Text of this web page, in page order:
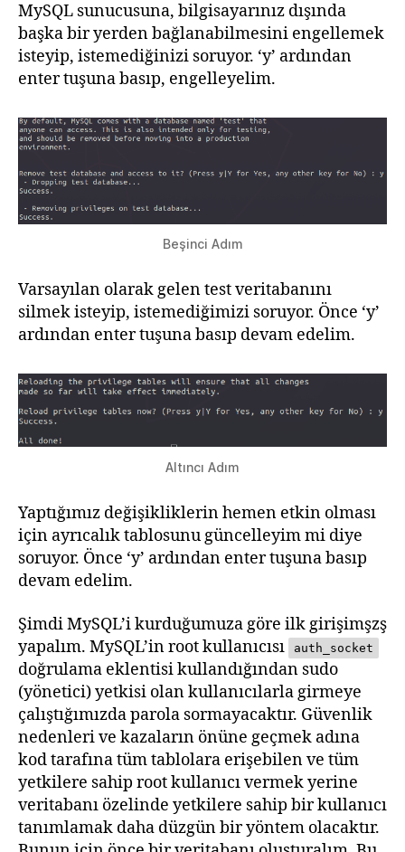
MySQL sunucusuna, bilgisayarınız dışında
başka bir yerden bağlanabilmesini engellemek
isteyip, istemediğinizi soruyor. ‘y’ ardından
enter tuşuna basıp, engelleyelim.
Beşinci Adım
Varsayılan olarak gelen test veritabanını
silmek isteyip, istemediğimizi soruyor. Önce ‘y’
ardından enter tuşuna basıp devam edelim.
Altıncı Adım
Yaptığımız değişikliklerin hemen etkin olması
için ayrıcalık tablosunu güncelleyim mi diye
soruyor. Önce ‘y’ ardından enter tuşuna basıp
devam edelim.
Şimdi MySQL’i kurduğumuza göre ilk girişimşzş
yapalım. MySQL’in root kullanıcısı
auth_socket
doğrulama eklentisi kullandığından sudo
(yönetici) yetkisi olan kullanıcılarla girmeye
çalıştığımızda parola sormayacaktır. Güvenlik
nedenleri ve kazaların önüne geçmek adına
kod tarafına tüm tablolara erişebilen ve tüm
yetkilere sahip root kullanıcı vermek yerine
veritabanı özelinde yetkilere sahip bir kullanıcı
tanımlamak daha düzgün bir yöntem olacaktır.